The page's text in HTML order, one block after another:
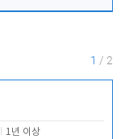
1 / 2
1년 이상